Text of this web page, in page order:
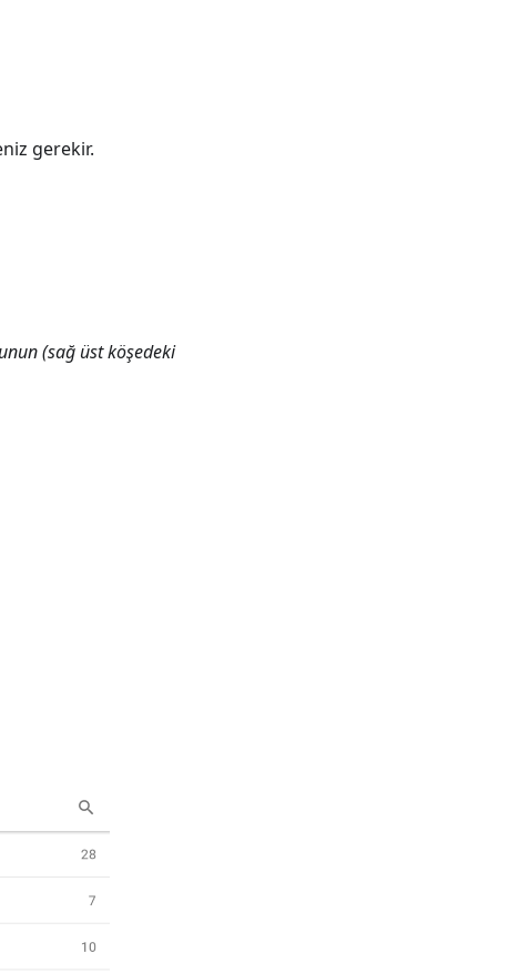
gerekir.
(sağ üst köşedeki